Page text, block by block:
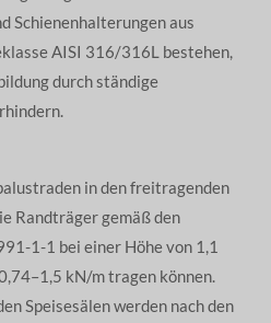
Schienenhalterungen aus
AISI 316/316L bestehen,
durch ständige
in den freitragenden
Randträger gemäß den
1-1 bei einer Höhe von 1,1
kN/m tragen können.
Speisesälen werden nach den